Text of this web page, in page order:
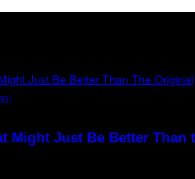
Might Just Be Better Than